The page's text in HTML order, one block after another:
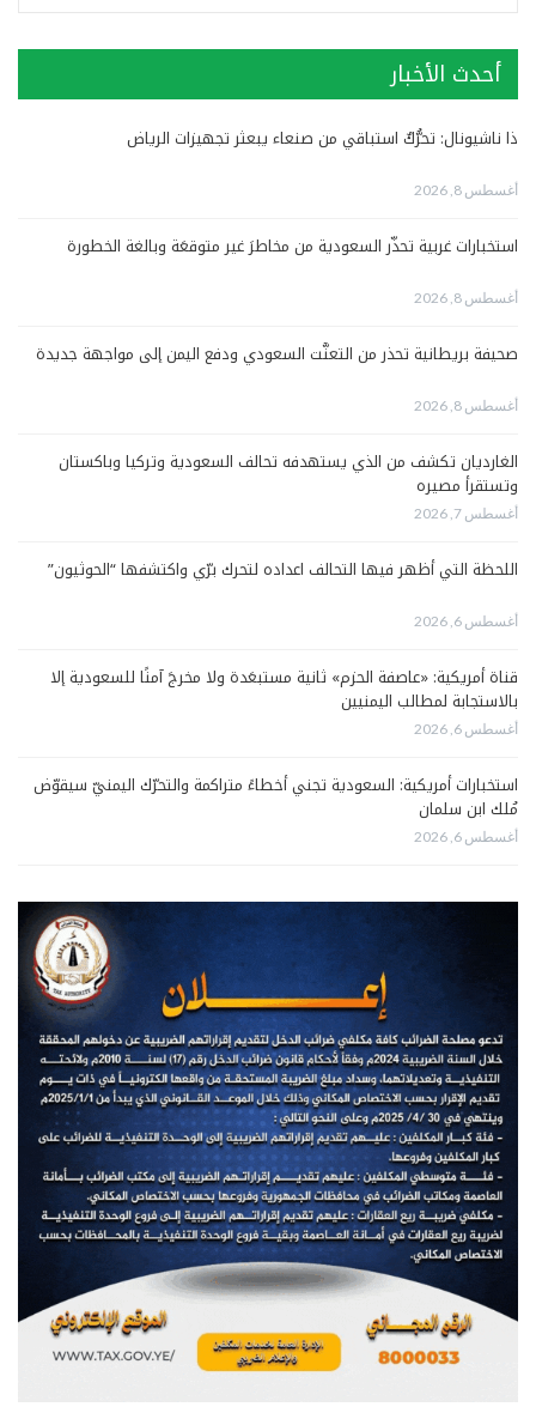
أحدث الأخبار
ذا ناشيونال: تحرُّكٌ استباقي من صنعاء يبعثر تجهيزات الرياض
أغسطس 8, 2026
استخبارات غربية تحذّر السعودية من مخاطرَ غير متوقعَة وبالغة الخطورة
أغسطس 8, 2026
صحيفة بريطانية تحذر من التعنُّت السعودي ودفع اليمن إلى مواجهة جديدة
أغسطس 8, 2026
الغارديان تكشف من الذي يستهدفه تحالف السعودية وتركيا وباكستان
وتستقرأ مصيره
أغسطس 7, 2026
اللحظة التي أظهر فيها التحالف اعداده لتحرك برّي واكتشفها “الحوثيون”
أغسطس 6, 2026
قناة أمريكية: «عاصفة الحزم» ثانية مستبعَدة ولا مخرجَ آمنًا للسعودية إلا
بالاستجابة لمطالب اليمنيين
أغسطس 6, 2026
استخبارات أمريكية: السعودية تجني أخطاءً متراكمة والتحرّك اليمنيّ سيقوّض
مُلك ابن سلمان
أغسطس 6, 2026